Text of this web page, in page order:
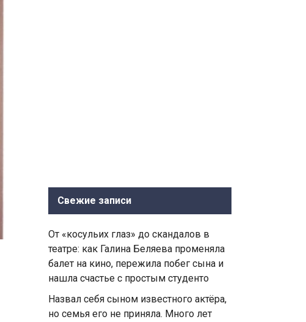
Свежие записи
От «косульих глаз» до скандалов в
театре: как Галина Беляева променяла
балет на кино, пережила побег сына и
нашла счастье с простым студенто
Назвал себя сыном известного актёра,
но семья его не приняла. Много лет